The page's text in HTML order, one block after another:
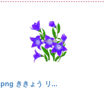
png ききょう リ...